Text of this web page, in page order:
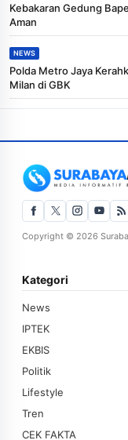
Kebakaran Gedung
Aman
NEWS
Polda Metro Jaya
Milan di GBK
Copyright © 2026
Kategori
News
IPTEK
EKBIS
Politik
Lifestyle
Tren
CEK FAKTA